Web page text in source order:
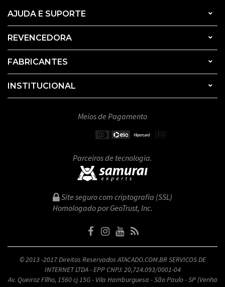
AJUDA E SUPORTE
REVENCEDORA
FABRICANTES
INSTITUCIONAL
Meios de Pagamento
Parceiros de tecnologia.
Site seguro com criptografia (SSL)
Homologado por GeoTrust, Inc.
© 2013 -2017 Direitos Reservados ATACADO.COM.BR SERVICOS DE
INTERNET LTDA - EPP CNPJ: 20,724.093/0001-04
Av. Queiroz Fllho, 1560 cj 15G - Vila Hamburguesa - São Paulo - SP (Venha